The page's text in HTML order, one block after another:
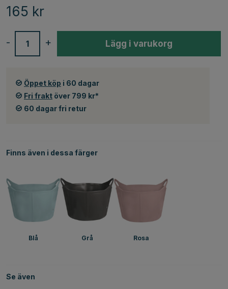
165 kr
+
- Lägg i varukorg
Öppet köp i 60 dagar
Fri frakt över 799 kr*
60 dagar fri retur
Finns även i dessa färger
Blå Grå Rosa
Se även